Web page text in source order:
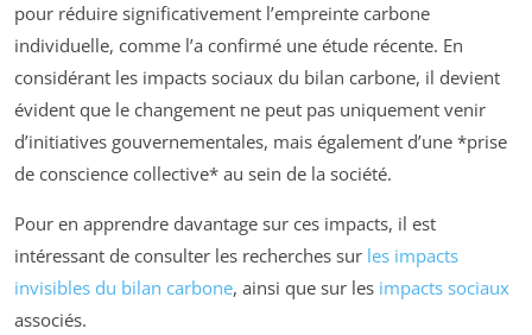
pour réduire significativement l’empreinte carbone
individuelle, comme l’a confirmé une étude récente. En
considérant les impacts sociaux du bilan carbone, il devient
évident que le changement ne peut pas uniquement venir
d’initiatives gouvernementales, mais également d’une *prise
de conscience collective* au sein de la société.
Pour en apprendre davantage sur ces impacts, il est
intéressant de consulter les recherches sur les impacts
invisibles du bilan carbone, ainsi que sur les impacts sociaux
associés.